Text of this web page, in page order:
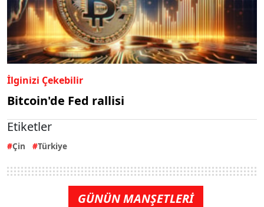
İlginizi Çekebilir
Bitcoin'de Fed rallisi
Etiketler
Çin Türkiye
GÜNÜN MANŞETLERİ